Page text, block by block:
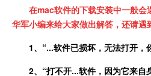
在mac软件的下载安装中一般会
华军小编来给大家做出解答，还请遇
1、 “...软件已损坏，无法打开，
2、 “打不开...软件，因为它来自